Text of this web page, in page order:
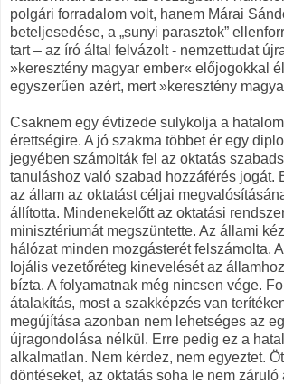
polgári forradalom volt, hanem Márai
beteljesedése, a „sunyi parasztok”
tart – az író által felvázolt - nemzettudat
»keresztény magyar ember« előjogokkal
egyszerűen azért, mert »keresztény
Csaknem egy évtizede sulykolja a
érettségire. A jó szakma többet ér egy
jegyében számolták fel az oktatás
tanuláshoz való szabad hozzáférés jogát.
az állam az oktatást céljai
állította. Mindenekelőtt az oktatási
minisztériumát megszüntette. Az állami
hálózat minden mozgásterét felszámolta.
lojális vezetőréteg kinevelését az
bízta. A folyamatnak még nincsen vége.
átalakítás, most a szakképzés van
megújítása azonban nem lehetséges az
újragondolása nélkül. Erre pedig ez a
alkalmatlan. Nem kérdez, nem egyeztet.
döntéseket, az oktatás soha le nem záruló